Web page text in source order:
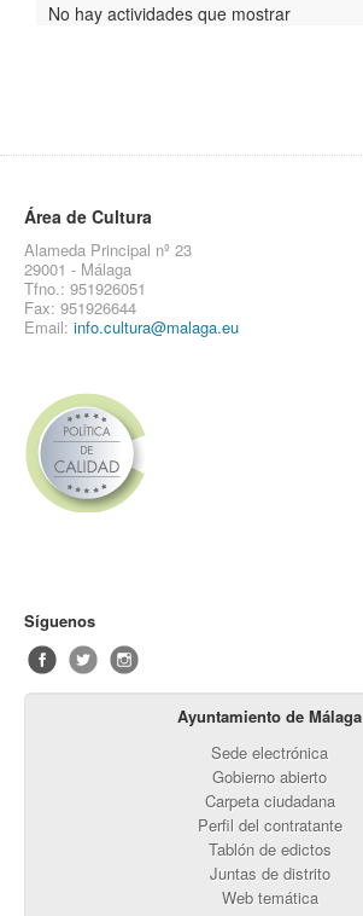
No hay actividades que mostrar
Área de Cultura
Alameda Principal nº 23
29001 - Málaga
Tfno.: 951926051
Fax: 951926644
Email: info.cultura@malaga.eu
Síguenos
Ayuntamiento de Málaga
Sede electrónica
Gobierno abierto
Carpeta ciudadana
Perfil del contratante
Tablón de edictos
Juntas de distrito
Web temática